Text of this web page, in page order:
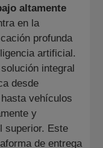
altamente
en la
profunda
artificial.
integral
desde
vehículos
y
superior. Este
de entrega